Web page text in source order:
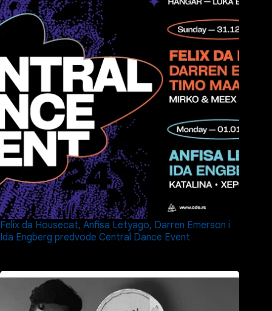
Felix da Housecat, Anfisa Letyago, Darren Emerson i
Ida Engberg predvode Central Dance Event